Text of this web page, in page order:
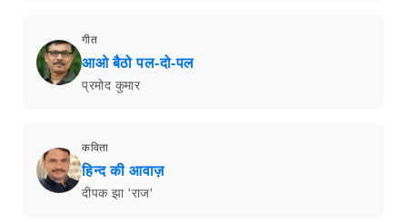
गीत
आओ बैठो पल-दो-पल
प्रमोद कुमार
कविता
हिन्द की आवाज़
दीपक झा 'राज'